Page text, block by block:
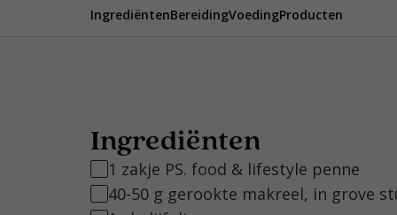
IngrediëntenBereidingVoedingProducten
Ingrediënten
1 zakje PS. food & lifestyle penne
40-50 g gerookte makreel, in grove